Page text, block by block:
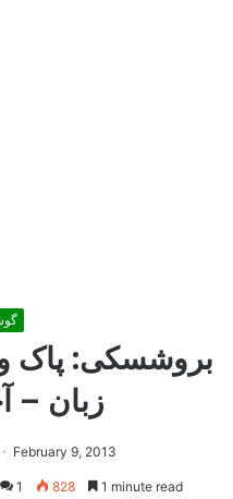
بروشسکی: پاک
زبان –
February 9, 2013
1 828 1 minute read